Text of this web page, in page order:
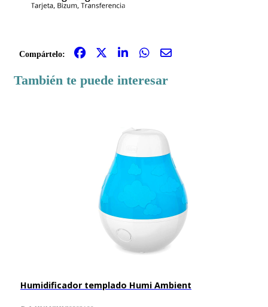
Compártelo:
También te puede interesar
Humidificador templado Humi Ambient